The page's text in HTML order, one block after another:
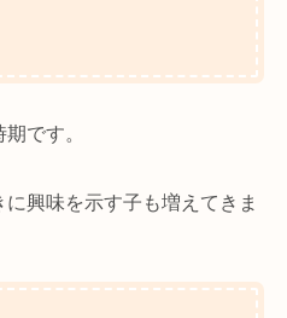
です。
興味を示す子も増えてきま